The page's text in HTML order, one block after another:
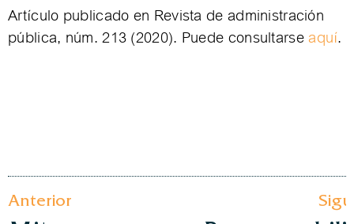
Artículo publicado en Revista de administración
pública, núm. 213 (2020). Puede consultarseaquí.
Anterior